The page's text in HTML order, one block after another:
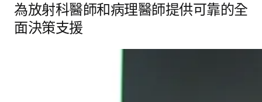
為放射科醫師和病理醫師提供可靠的全
面決策支援